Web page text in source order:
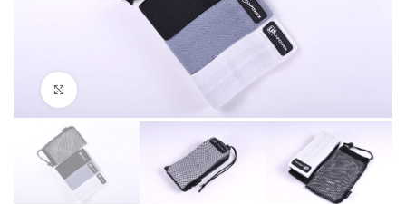
Клацніть, щоб збільшити